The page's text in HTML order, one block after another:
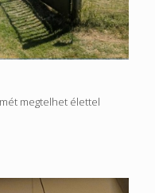
megtelhet élettel